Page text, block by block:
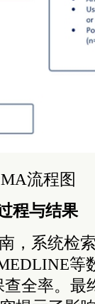
流程图
程与结果
，系统检
查全率。